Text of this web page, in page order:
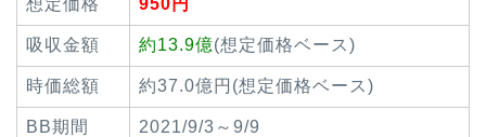
吸収金額 約13.9億(想定価格ベース)
時価総額 約37.0億円(想定価格ベース)
BB期間 2021/9/3～9/9